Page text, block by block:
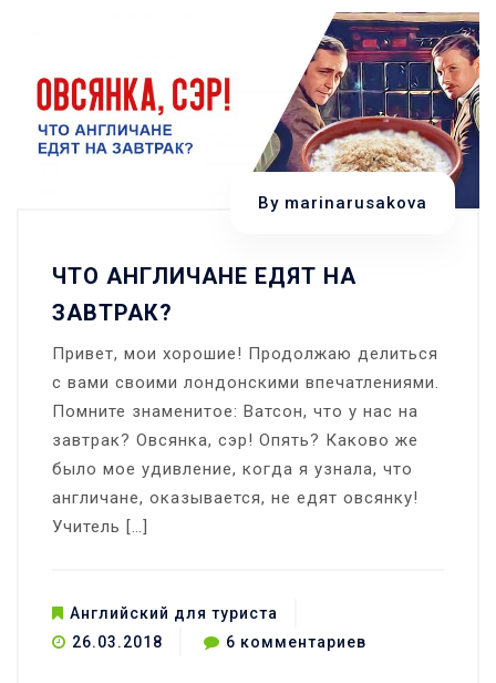
прямо
в
театре?
By marinarusakova
ЧТО АНГЛИЧАНЕ ЕДЯТ НА
ЗАВТРАК?
Привет, мои хорошие! Продолжаю делиться
с вами своими лондонскими впечатлениями.
Помните знаменитое: Ватсон, что у нас на
завтрак? Овсянка, сэр! Опять? Каково же
было мое удивление, когда я узнала, что
англичане, оказывается, не едят овсянку!
Учитель […]
Английский для туриста
26.03.2018
6 комментариев